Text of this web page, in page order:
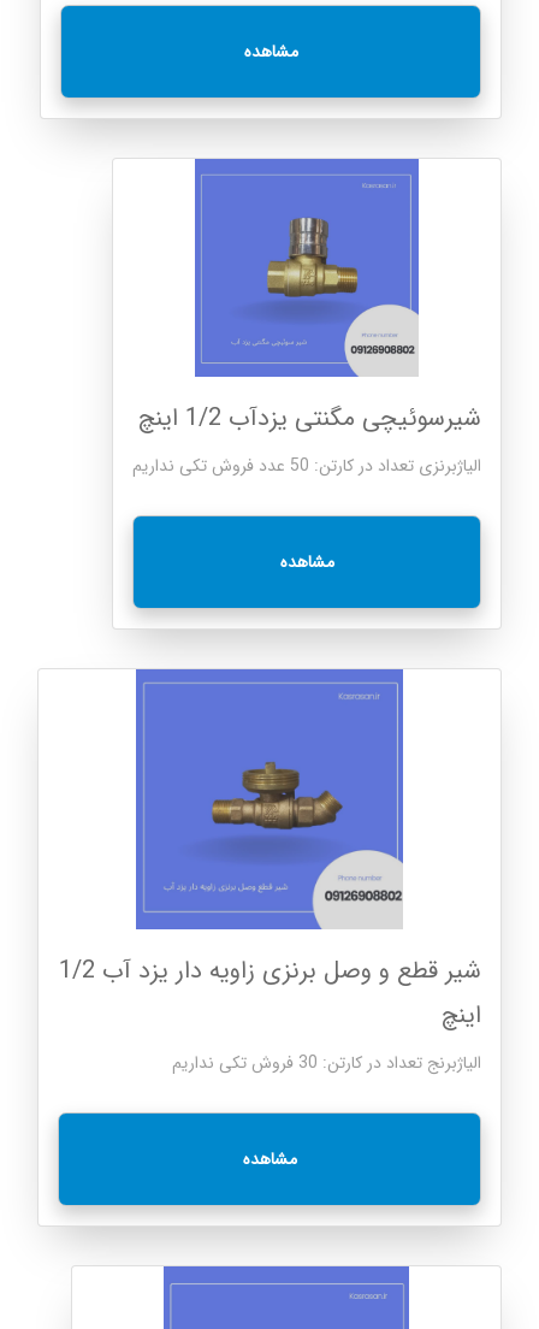
مشاهده
شیرسوئیچی مگنتی یزدآب 1/2 اینچ
الیاژبرنزی تعداد در کارتن: 50 عدد فروش تکی نداریم
مشاهده
شیر قطع و وصل برنزی زاویه دار یزد آب 1/2
اینچ
الیاژبرنج تعداد در کارتن: 30 فروش تکی نداریم
مشاهده